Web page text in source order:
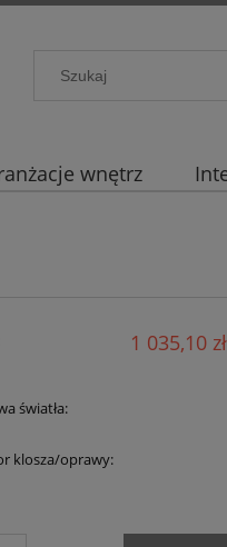
wnętrz
1 035,10 zł
światła:
klosza/oprawy: